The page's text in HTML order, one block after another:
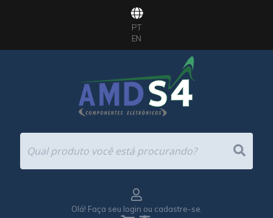
PT
EN
Olá! Faça seu login ou cadastre-se.